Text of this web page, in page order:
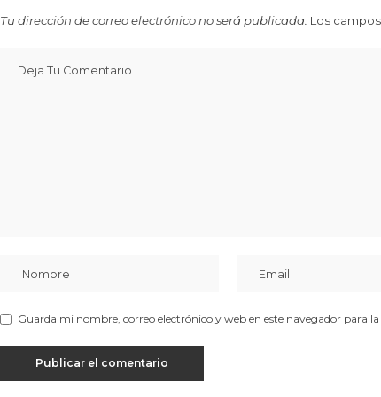
Tu dirección de correo electrónico no será publicada. Los
Guarda mi nombre, correo electrónico y web en este navegador para